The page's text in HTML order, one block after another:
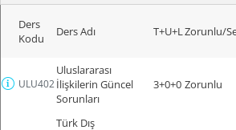
Ders
Kodu
Ders Adı T+U+LZorunlu/
ULU402
Uluslararası
İlişkilerin Güncel
Sorunları
3+0+0 Zorunlu
Türk Dış